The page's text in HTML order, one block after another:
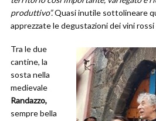
produttivo”.Quasi inutile sottolineare
apprezzate le degustazioni dei vini rossi
Tra le due
cantine, la
sosta nella
medievale
Randazzo,
sempre bella